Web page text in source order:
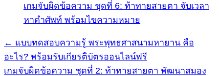
เกมจับผิดข้อความ ชุดที่ 6: ท้าทายสายตา จับเวลา
หาคำศัพท์ พร้อมไขความหมาย
แนะแนว
เรื่อง
← แบบทดสอบความรู้ พระพุทธศาสนามหายาน คือ
อะไร? พร้อมรับเกียรติบัตรออนไลน์ฟรี
เกมจับผิดข้อความ ชุดที่ 2: ท้าทายสายตา พัฒนาสมอง